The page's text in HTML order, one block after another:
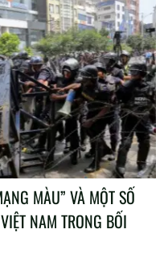
MÀU” VÀ MỘT SỐ
NAM TRONG BỐI